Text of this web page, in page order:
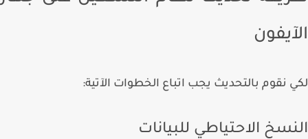
نقوم بالتحديث يجب اتباع الخطوات الآتية:
الاحتياطي للبيانات